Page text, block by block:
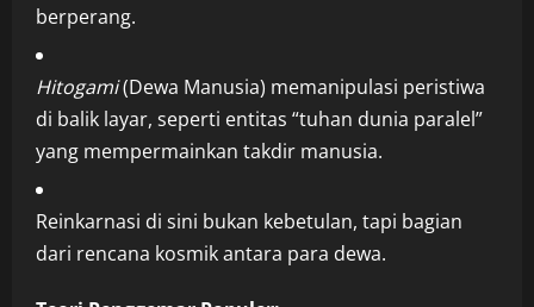
berperang.
Hitogami(Dewa Manusia) memanipulasi peristiwa
di balik layar, seperti entitas “tuhan dunia paralel”
yang mempermainkan takdir manusia.
Reinkarnasi di sini bukan kebetulan, tapi bagian
dari rencana kosmik antara para dewa.